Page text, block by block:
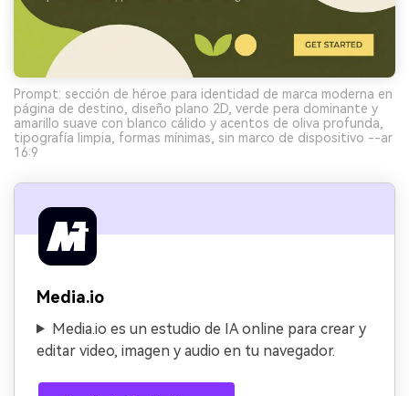
Prompt: sección de héroe para identidad de marca moderna en
página de destino, diseño plano 2D, verde pera dominante y
amarillo suave con blanco cálido y acentos de oliva profunda,
tipografía limpia, formas mínimas, sin marco de dispositivo --ar
16:9
Media.io
Media.io es un estudio de IA online para crear y
editar video, imagen y audio en tu navegador.